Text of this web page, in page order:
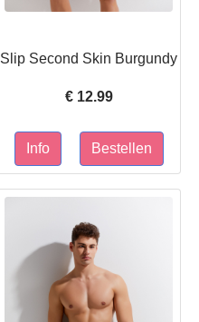
Slip Second Skin Burgundy
€ 12.99